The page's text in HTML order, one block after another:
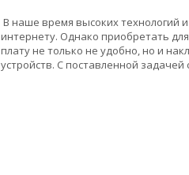
В наше время высоких технологий
интернету. Однако приобретать
плату не только не удобно, но и
устройств. С поставленной